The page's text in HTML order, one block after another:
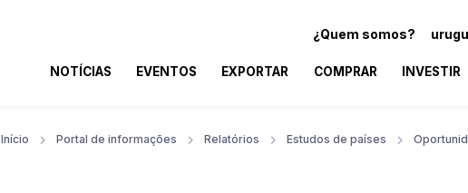
¿Quem somos?
NOTÍCIAS EVENTOS EXPORTAR COMPRAR INVESTIR
Início Portal de informações Relatórios Estudos de países